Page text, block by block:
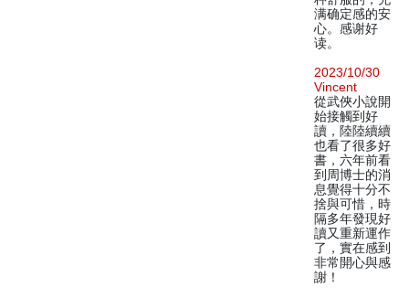
满确定感的安
心。感谢好
读。
2023/10/30
Vincent
從武俠小說開
始接觸到好
讀，陸陸續續
也看了很多好
書，六年前看
到周博士的消
息覺得十分不
捨與可惜，時
隔多年發現好
讀又重新運作
了，實在感到
非常開心與感
謝！